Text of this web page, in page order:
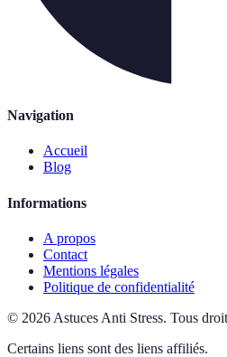
Navigation
Accueil
Blog
Informations
A propos
Contact
Mentions légales
Politique de confidentialité
© 2026 Astuces Anti Stress. Tous
Certains liens sont des liens affiliés.